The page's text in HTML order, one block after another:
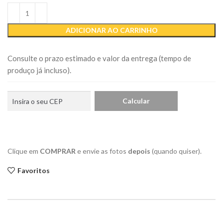
Amor
ADICIONAR AO CARRINHO
Consulte o prazo estimado e valor da entrega (tempo de
produço já incluso).
Clique em COMPRAR e envie as fotos depois (quando quiser).
Favoritos